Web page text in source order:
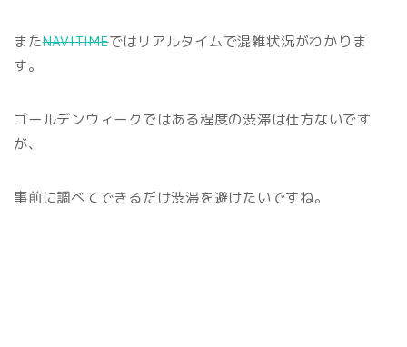
またNAVITIMEではリアルタイムで混雑状況がわかりま
す。
ゴールデンウィークではある程度の渋滞は仕方ないです
が、
事前に調べてできるだけ渋滞を避けたいですね。